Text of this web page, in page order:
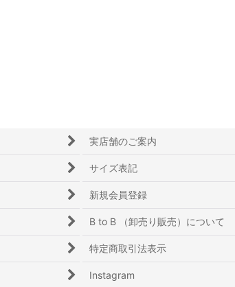
実店舗のご案内
サイズ表記
新規会員登録
B to B （卸売り販売）について
特定商取引法表示
Instagram